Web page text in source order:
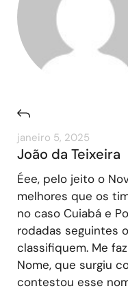
janeiro 5, 2025
João da Teixeira
Éee, pelo jeito o
melhores que os
no caso Cuiabá e
rodadas seguintes
classifiquem. Me
Nome, que surgiu
contestou esse